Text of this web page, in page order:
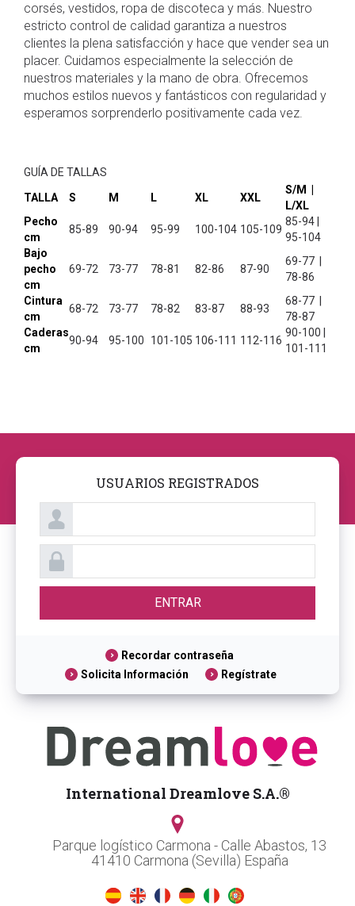
corsés, vestidos, ropa de discoteca y más. Nuestro
estricto control de calidad garantiza a nuestros
clientes la plena satisfacción y hace que vender sea un
placer. Cuidamos especialmente la selección de
nuestros materiales y la mano de obra. Ofrecemos
muchos estilos nuevos y fantásticos con regularidad y
esperamos sorprenderlo positivamente cada vez.
GUÍA DE TALLAS
TALLA
S M L XL XXL
S/M |
L/XL
Pecho
cm
85-89 90-94 95-99 100-104 105-109
85-94 |
95-104
Bajo
pecho
cm
69-72 73-77 78-81 82-86 87-90
69-77 |
78-86
Cintura
cm
68-72 73-77 78-82 83-87 88-93
68-77 |
78-87
Caderas
cm
90-94 95-100 101-105 106-111 112-116
90-100 |
101-111
USUARIOS REGISTRADOS
Recordar contraseña
Solicita Información
Regístrate
International Dreamlove S.A.®
Parque logístico Carmona - Calle Abastos, 13
41410 Carmona (Sevilla) España